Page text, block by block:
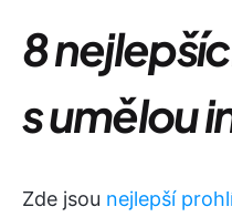
8
s umělou
Zde jsou nejlepší